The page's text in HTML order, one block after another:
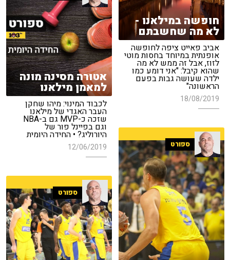
חופשה במילאנו -
לא מה שחשבתם
אביב פאייט ציפה לחופשה
אופנתית במיוחד בחסות מוטי
לזוז, אבל זה ממש לא מה
שהוא קיבל: "אני דומע כמו
ילדה שעושה גבות בפעם
הראשונה"
18/08/2019
אטורה מסינה מונה
למאמן מילאנו
לכבוד המינוי: מיהו שחקן
העבר האגדי של מילאנו
שזכה כ-MVP גם ב-NBA
וגם בפיינל פור של
היורוליג? • החידה היומית
12/06/2019 ספורט
ספורט